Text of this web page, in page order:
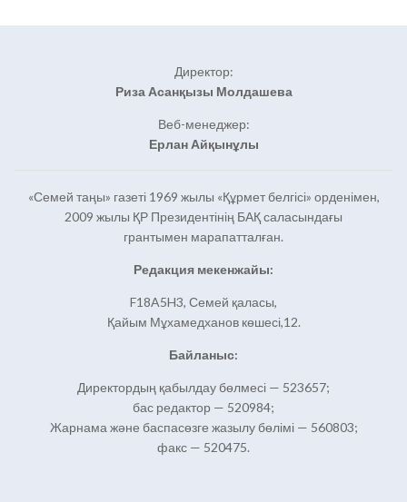
Директор:
Риза Асанқызы Молдашева
Веб-менеджер:
Ерлан Айқынұлы
«Семей таңы» газеті 1969 жылы «Құрмет белгісі» орденімен,
2009 жылы ҚР Президентінің БАҚ саласындағы
грантымен марапатталған.
Редакция мекенжайы:
F18A5H3, Семей қаласы,
Қайым Мұхамедханов көшесі,12.
Байланыс:
Директордың қабылдау бөлмесі — 523657;
бас редактор — 520984;
Жарнама және баспасөзге жазылу бөлімі — 560803;
факс — 520475.